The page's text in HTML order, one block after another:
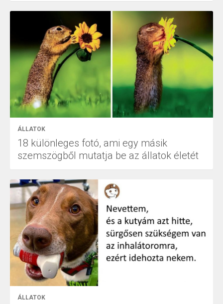
ÁLLATOK
18 különleges fotó, ami egy másik
szemszögből mutatja be az állatok életét
ÁLLATOK